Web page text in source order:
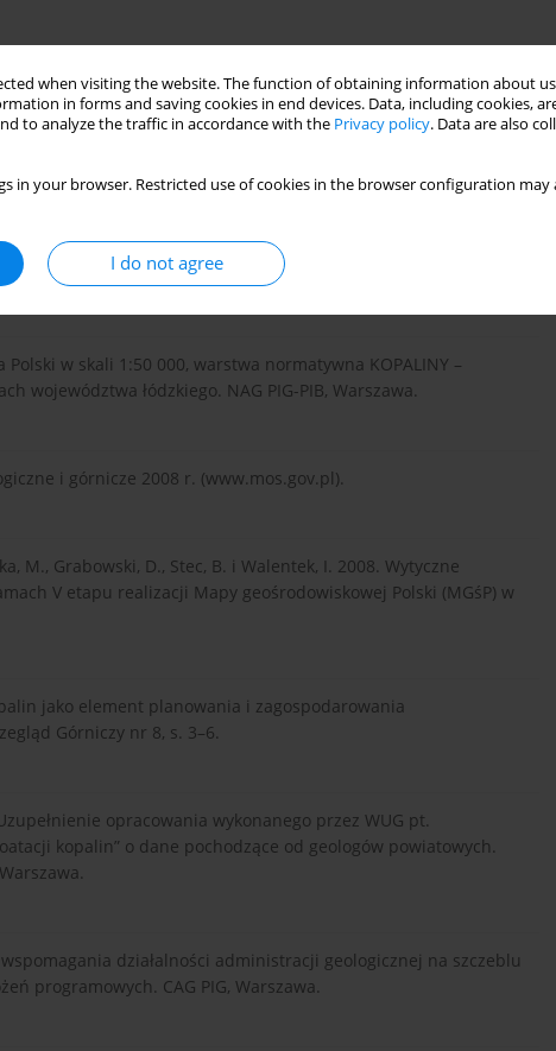
when visiting the website. The function of obtaining information about
in forms and saving cookies in end devices. Data, including cookies,
to analyze the traffic in accordance with the Privacy policy. Data are also
in your browser. Restricted use of cookies in the browser configuration
I do not agree
eksploatacji kopalin. 2007. Arch. WUG, Katowice.
nr 2.
Geologiczny nr 3.
w skali 1:50 000, warstwa normatywna KOPALINY –
województwa łódzkiego. NAG PIG-PIB, Warszawa.
i górnicze 2008 r. (www.mos.gov.pl).
M., Grabowski, D., Stec, B. i Walentek, I. 2008. Wytyczne
V etapu realizacji Mapy geośrodowiskowej Polski (MGśP) w
jako element planowania i zagospodarowania
Górniczy nr 8, s. 3–6.
opracowania wykonanego przez WUG pt.
kopalin” o dane pochodzące od geologów powiatowych.
działalności administracji geologicznej na szczeblu
programowych. CAG PIG, Warszawa.